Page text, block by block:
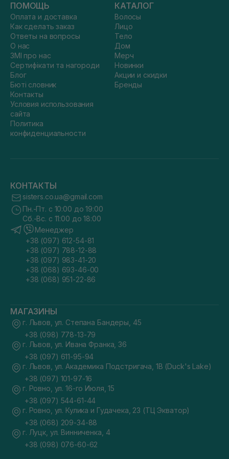
ПОМОЩЬ
Оплата и доставка
Как сделать заказ
Ответы на вопросы
О нас
ЗМІ про нас
Сертифікати та нагороди
Блог
Бюті словник
Контакты
Условия использования
сайта
Политика
конфиденциальности
КАТАЛОГ
Волосы
Лицо
Тело
Дом
Мерч
Новинки
Акции и скидки
Бренды
КОНТАКТЫ
sisters.co.ua@gmail.com
Пн.-Пт. с 10:00 до 19:00
Сб.-Вс. с 11:00 до 18:00
Менеджер
+38 (097) 612-54-81
+38 (097) 788-12-88
+38 (097) 983-41-20
+38 (068) 693-46-00
+38 (068) 951-22-86
МАГАЗИНЫ
г. Львов, ул. Степана Бандеры, 45
+38 (098) 778-13-79
г. Львов, ул. Ивана Франка, 36
+38 (097) 611-95-94
г. Львов, ул. Академика Подстригача, 1В (Duck's Lake)
+38 (097) 101-97-16
г. Ровно, ул. 16-го Июля, 15
+38 (097) 544-61-44
г. Ровно, ул. Кулика и Гудачека, 23 (ТЦ Экватор)
+38 (068) 209-34-88
г. Луцк, ул. Винниченка, 4
+38 (098) 076-60-62